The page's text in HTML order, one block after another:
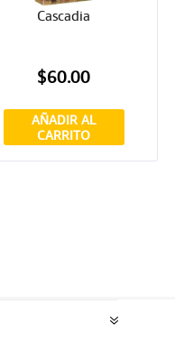
Cascadia
$60.00
AÑADIR AL
CARRITO